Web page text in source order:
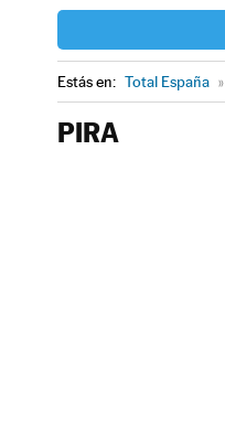
Estás en: Total España »
PIRA